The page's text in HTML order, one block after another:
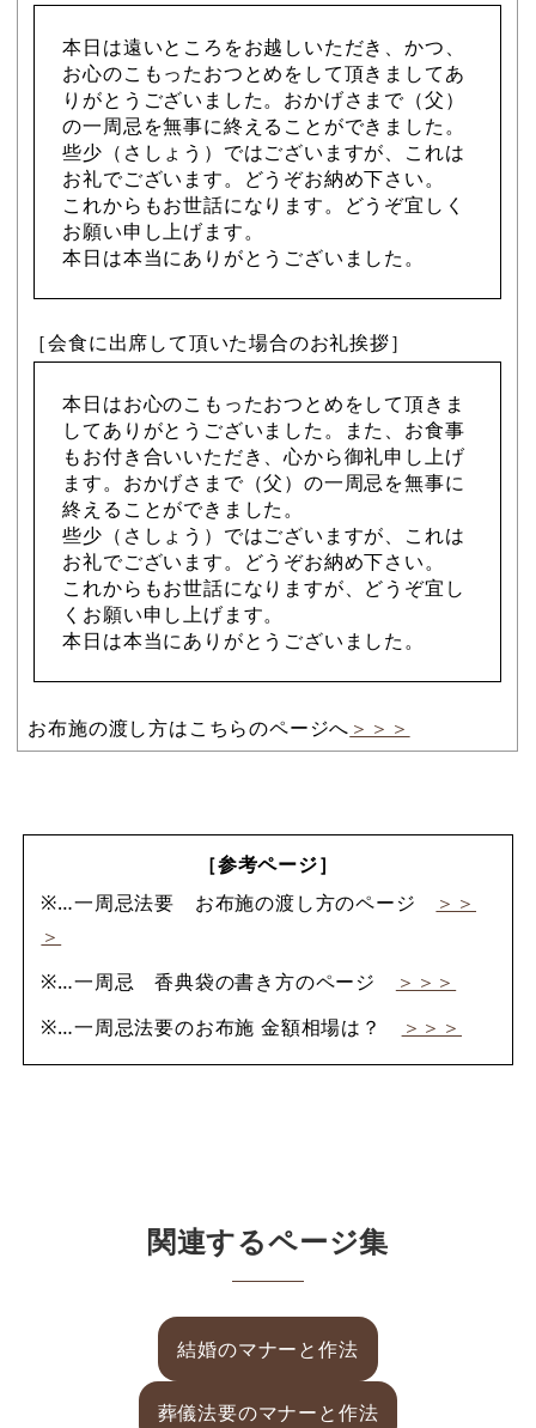
本日は遠いところをお越しいただき、かつ、
お心のこもったおつとめをして頂きましてあ
りがとうございました。おかげさまで（父）
の一周忌を無事に終えることができました。
些少（さしょう）ではございますが、これは
お礼でございます。どうぞお納め下さい。
これからもお世話になります。どうぞ宜しく
お願い申し上げます。
本日は本当にありがとうございました。
［会食に出席して頂いた場合のお礼挨拶］
本日はお心のこもったおつとめをして頂きま
してありがとうございました。また、お食事
もお付き合いいただき、心から御礼申し上げ
ます。おかげさまで（父）の一周忌を無事に
終えることができました。
些少（さしょう）ではございますが、これは
お礼でございます。どうぞお納め下さい。
これからもお世話になりますが、どうぞ宜し
くお願い申し上げます。
本日は本当にありがとうございました。
お布施の渡し方はこちらのページへ ＞＞＞
［参考ページ］
※…一周忌法要 お布施の渡し方のページ
＞＞
＞
※…一周忌 香典袋の書き方のページ
＞＞＞
※…一周忌法要のお布施 金額相場は？
＞＞＞
関連するページ集
結婚のマナーと作法
葬儀法要のマナーと作法